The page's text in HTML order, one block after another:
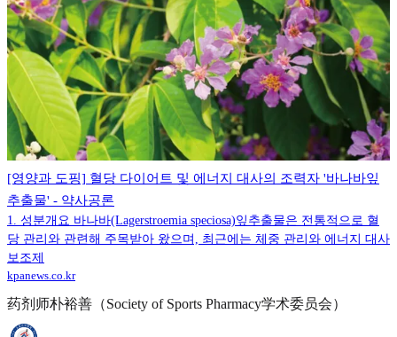
[영양과 도핑] 혈당 다이어트 및 에너지 대사의 조력자 '바나바잎
추출물' - 약사공론
1. 성분개요 바나바(Lagerstroemia speciosa)잎추출물은 전통적으로 혈
당 관리와 관련해 주목받아 왔으며, 최근에는 체중 관리와 에너지 대사
보조제
kpanews.co.kr
药剂师朴裕善（Society of Sports Pharmacy学术委员会）